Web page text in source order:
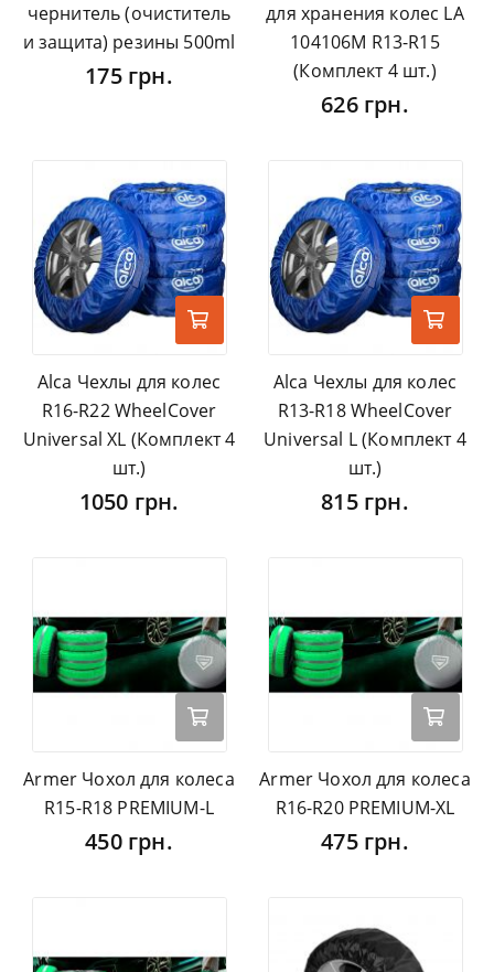
чернитель (очиститель
и защита) резины 500ml
175 грн.
для хранения колес LA
104106M R13-R15
(Комплект 4 шт.)
626 грн.
Alca Чехлы для колес
R16-R22 WheelCover
Universal XL (Комплект 4
шт.)
1050 грн.
Alca Чехлы для колес
R13-R18 WheelCover
Universal L (Комплект 4
шт.)
815 грн.
Armer Чохол для колеса
R15-R18 PREMIUM-L
450 грн.
Armer Чохол для колеса
R16-R20 PREMIUM-ХL
475 грн.